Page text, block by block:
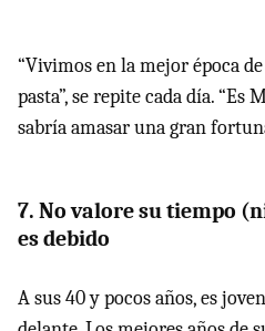
“Vivimos en la mejor época
pasta”, se repite cada día.
sabría amasar una gran
7. No valore su tiempo
es debido
A sus 40 y pocos años, es